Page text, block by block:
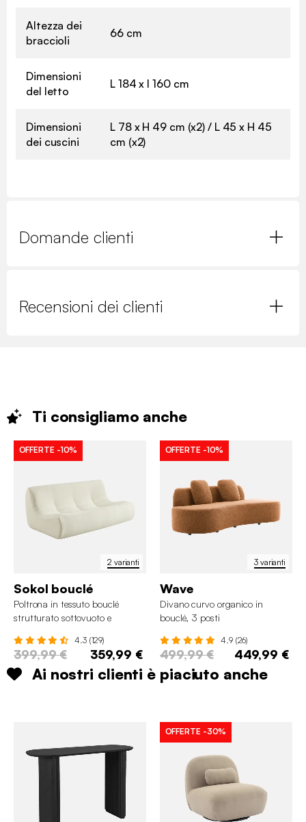
Altezza dei
braccioli
66 cm
Dimensioni
del letto
L 184 x l 160 cm
Dimensioni
dei cuscini
L 78 x H 49 cm (x2) / L 45 x H 45
cm (x2)
Domande clienti
Recensioni dei clienti
Ti consigliamo anche
2 varianti
OFFERTE -10%
Sokol bouclé
Poltrona in tessuto bouclé
strutturato sottovuoto e
4.3 (129)
399,99 € 359,99 €
3 varianti
OFFERTE -10%
Wave
Divano curvo organico in
bouclé, 3 posti
4.9 (26)
499,99 € 449,99 €
Ai nostri clienti è piaciuto anche
OFFERTE -30%